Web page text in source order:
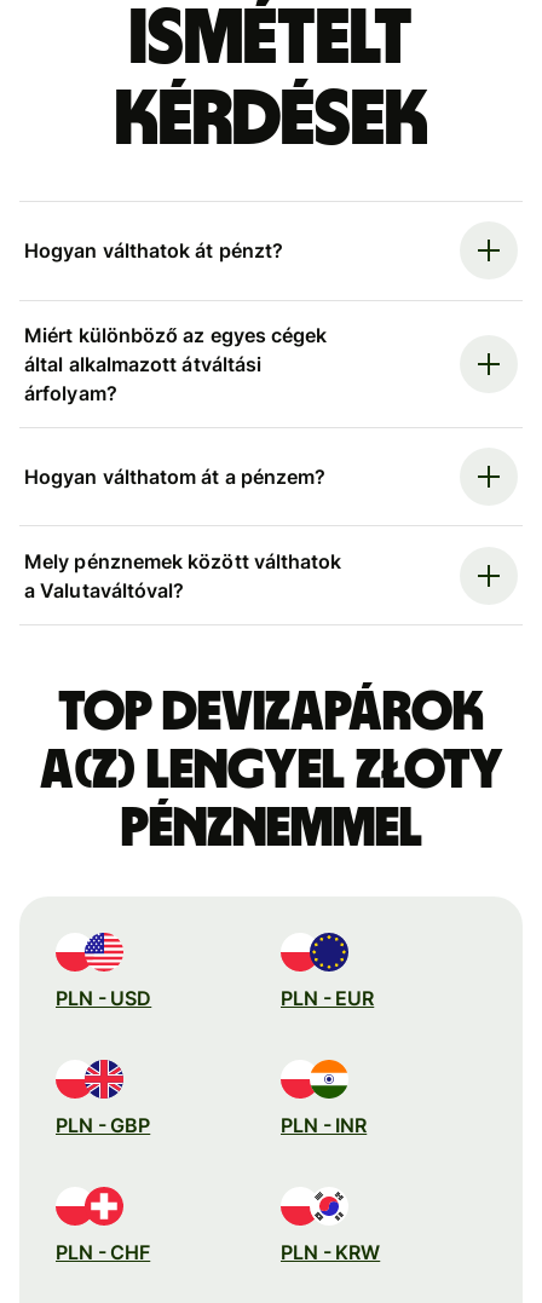
ismételt
kérdések
Hogyan válthatok át pénzt?
Miért különböző az egyes cégek
által alkalmazott átváltási
árfolyam?
Hogyan válthatom át a pénzem?
Mely pénznemek között válthatok
a Valutaváltóval?
Top devizapárok
a(z) lengyel złoty
pénznemmel
PLN - USD PLN - EUR
PLN - GBP PLN - INR
PLN - CHF PLN - KRW